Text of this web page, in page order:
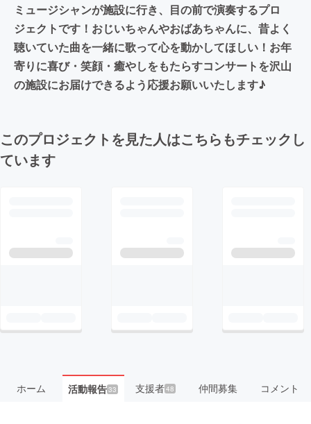
ミュージシャンが施設に行き、目の前で演奏するプロ
ジェクトです！おじいちゃんやおばあちゃんに、昔よく
聴いていた曲を一緒に歌って心を動かしてほしい！お年
寄りに喜び・笑顔・癒やしをもたらすコンサートを沢山
の施設にお届けできるよう応援お願いいたします♪
このプロジェクトを見た人はこちらもチェックし
ています
ホーム 活動報告33 支援者48 仲間募集 コメント